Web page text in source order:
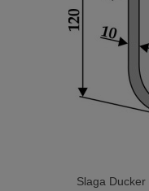
Slaga